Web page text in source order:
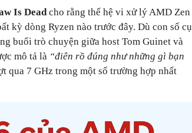
Is Deadcho rằng thế hệ vi xử lý AMD Zen
kỳ dòng Ryzen nào trước đây. Dù con số cụ
buổi trò chuyện giữa host Tom Guinet và
mô tả là “điên rồ đúng như những gì bạn
qua 7 GHz trong một số trường hợp nhất